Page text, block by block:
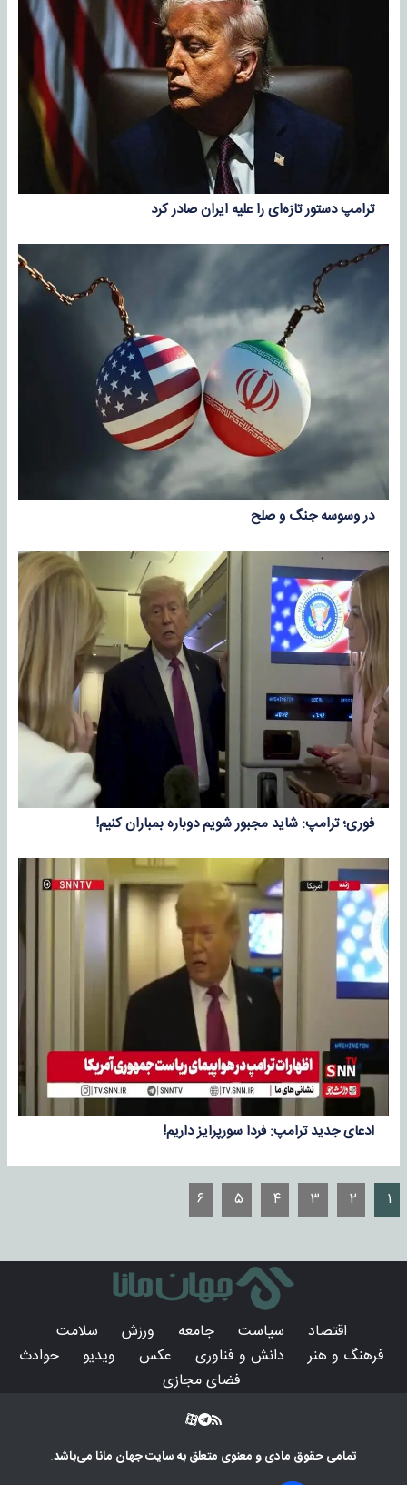
ترامپ دستور تازه‌ای را علیه ایران صادر کرد
در وسوسه جنگ و صلح
فوری؛ ترامپ: شاید مجبور شویم دوباره بمباران کنیم!
ادعای جدید ترامپ: فردا سورپرایز داریم!
۱ ۲ ۳ ۴ ۵ ۶
اقتصاد سیاست جامعه ورزش
سلامت
فرهنگ و هنر
دانش و فناوری عکس ویدیو
حوادث
فضای مجازی
تمامی حقوق مادی و معنوی متعلق به سایتجهان مانامی‌باشد.